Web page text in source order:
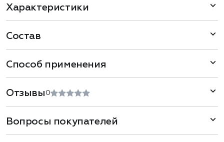
Характеристики
Состав
Способ применения
Отзывы 0
Вопросы покупателей